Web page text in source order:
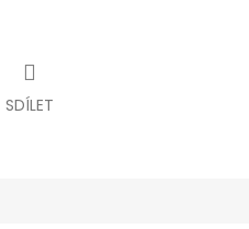
SDÍLET